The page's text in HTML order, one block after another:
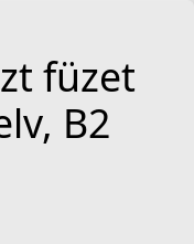
füzet
B2